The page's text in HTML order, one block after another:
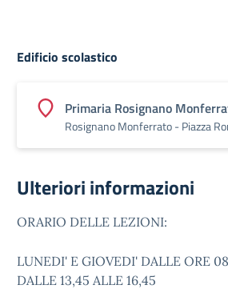
Edificio scolastico
Primaria Rosignano
Rosignano Monferrato - Piazza
Ulteriori informazioni
ORARIO DELLE LEZIONI:
LUNEDI' E GIOVEDI' DALLE ORE
DALLE 13,45 ALLE 16,45